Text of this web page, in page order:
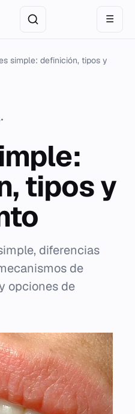
☰
simple: definición, tipos y
tipos y
diferencias
de
opciones de